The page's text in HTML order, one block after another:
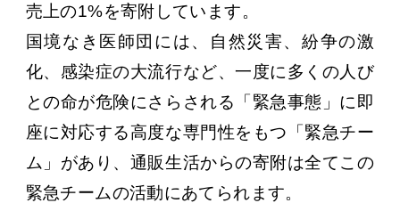
売上の1%を寄附しています。
国境なき医師団には、自然災害、紛争の激
化、感染症の大流行など、一度に多くの人び
との命が危険にさらされる「緊急事態」に即
座に対応する高度な専門性をもつ「緊急チー
ム」があり、通販生活からの寄附は全てこの
緊急チームの活動にあてられます。